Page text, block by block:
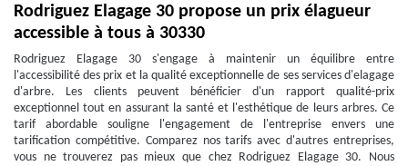
Rodriguez Elagage 30 propose un prix élagueur
accessible à tous à 30330
Rodriguez Elagage 30 s'engage à maintenir un équilibre entre
l'accessibilité des prix et la qualité exceptionnelle de ses services d'elagage
d'arbre. Les clients peuvent bénéficier d'un rapport qualité-prix
exceptionnel tout en assurant la santé et l'esthétique de leurs arbres. Ce
tarif abordable souligne l'engagement de l'entreprise envers une
tarification compétitive. Comparez nos tarifs avec d'autres entreprises,
vous ne trouverez pas mieux que chez Rodriguez Elagage 30. Nous